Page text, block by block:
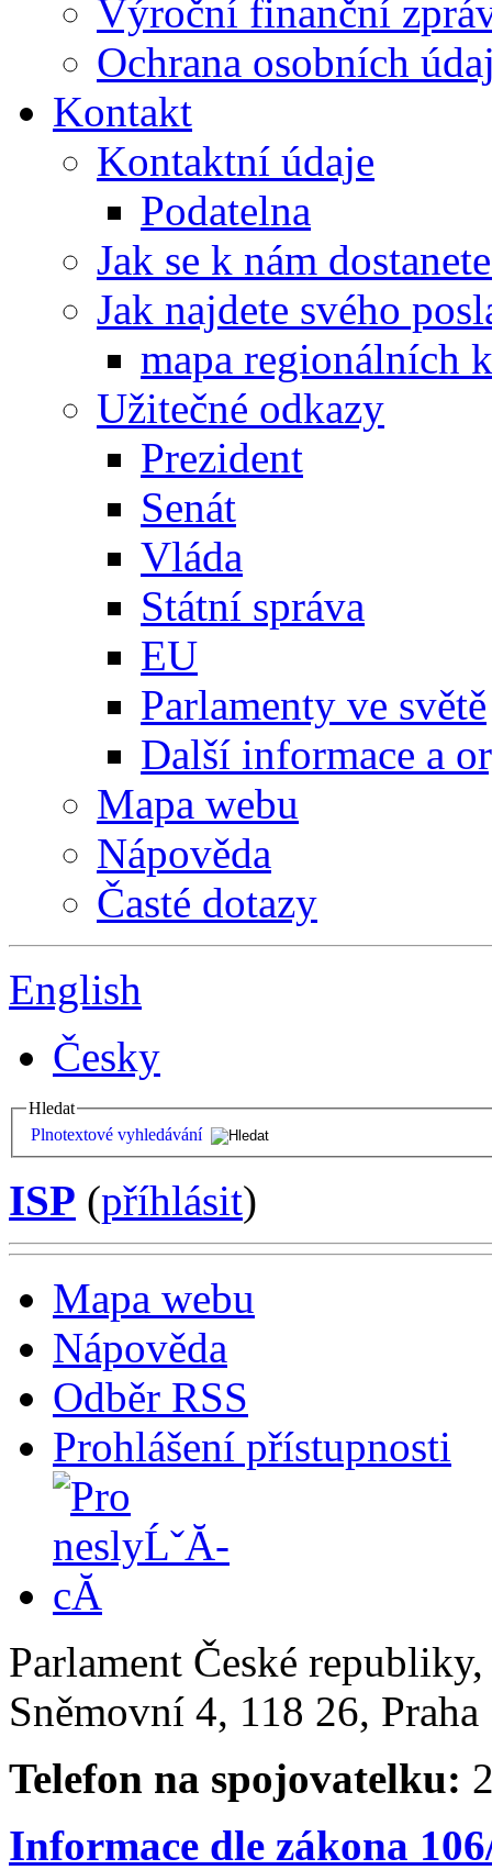
Výroční finanční
Ochrana osobních
Kontakt
Kontaktní údaje
Podatelna
Jak se k nám
Jak najdete svého
mapa regionálních
Užitečné odkazy
Prezident
Senát
Vláda
Státní správa
EU
Parlamenty ve světě
Další informace a
Mapa webu
Nápověda
Časté dotazy
English
Česky
Hledat
Plnotextové vyhledávání
ISP (příhlásit)
Mapa webu
Nápověda
Odběr RSS
Prohlášení přístupnosti
Parlament České
Sněmovní 4, 118 26,
Telefon na spojovatelku:
Informace dle zákona